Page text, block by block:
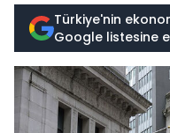
Türkiye'nin
Google listesine